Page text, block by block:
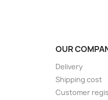
OUR
Delivery
Shipping cost
Customer